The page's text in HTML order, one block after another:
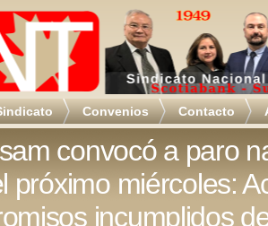
Convenios Contacto
convocó a paro
próximo miércoles:
incumplidos